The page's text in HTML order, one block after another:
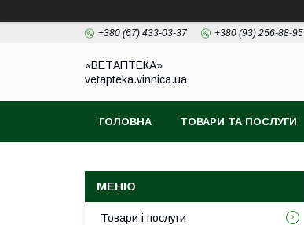
+380 (67) 433-03-37 +380 (93) 256-88-95
«ВЕТАПТЕКА»
vetapteka.vinnica.ua
ГОЛОВНА ТОВАРИ ТА ПОСЛУГИ
Товари і послуги